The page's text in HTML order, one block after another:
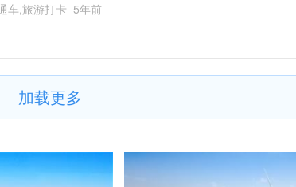
车,旅游打卡 5年前
加载更多